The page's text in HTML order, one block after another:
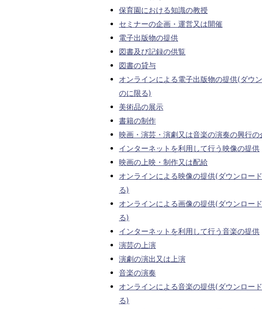
保育園における知識の教授
セミナーの企画・運営又は開催
電子出版物の提供
図書及び記録の供覧
図書の貸与
オンラインによる電子出版物の提供(ダウ
のに限る)
美術品の展示
書籍の制作
映画・演芸・演劇又は音楽の演奏の興行
インターネットを利用して行う映像の提供
映画の上映・制作又は配給
オンラインによる映像の提供(ダウンロー
る)
オンラインによる画像の提供(ダウンロー
る)
インターネットを利用して行う音楽の提供
演芸の上演
演劇の演出又は上演
音楽の演奏
オンラインによる音楽の提供(ダウンロー
る)